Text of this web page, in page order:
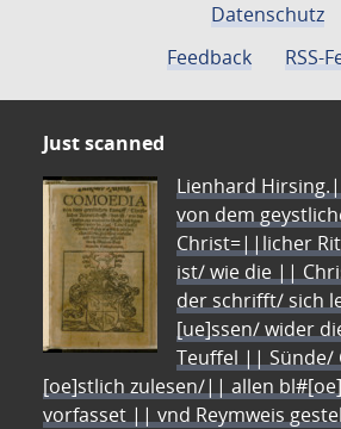
Datenschutz
Feedback
RSS-
Just scanned
Lienhard
von dem
Christ=||licher
ist/ wie die ||
der schrifft/ sich
[ue]ssen/ wider
Teuffel || Sünde/
[oe]stlich zulesen/|| allen
vorfasset || vnd Reymweis